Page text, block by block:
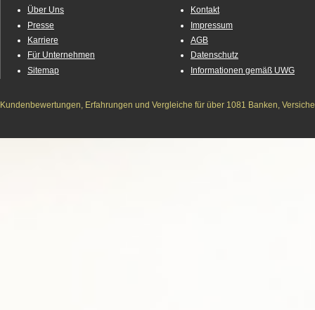
Über Uns
Presse
Karriere
Für Unternehmen
Sitemap
Kontakt
Impressum
AGB
Datenschutz
Informationen gemäß UWG
Kundenbewertungen, Erfahrungen und Vergleiche für über 1081 Banken,